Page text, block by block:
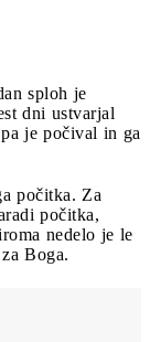
sploh je
dni ustvarjal
je počival in ga
počitka. Za
počitka,
nedelo je le
Boga.